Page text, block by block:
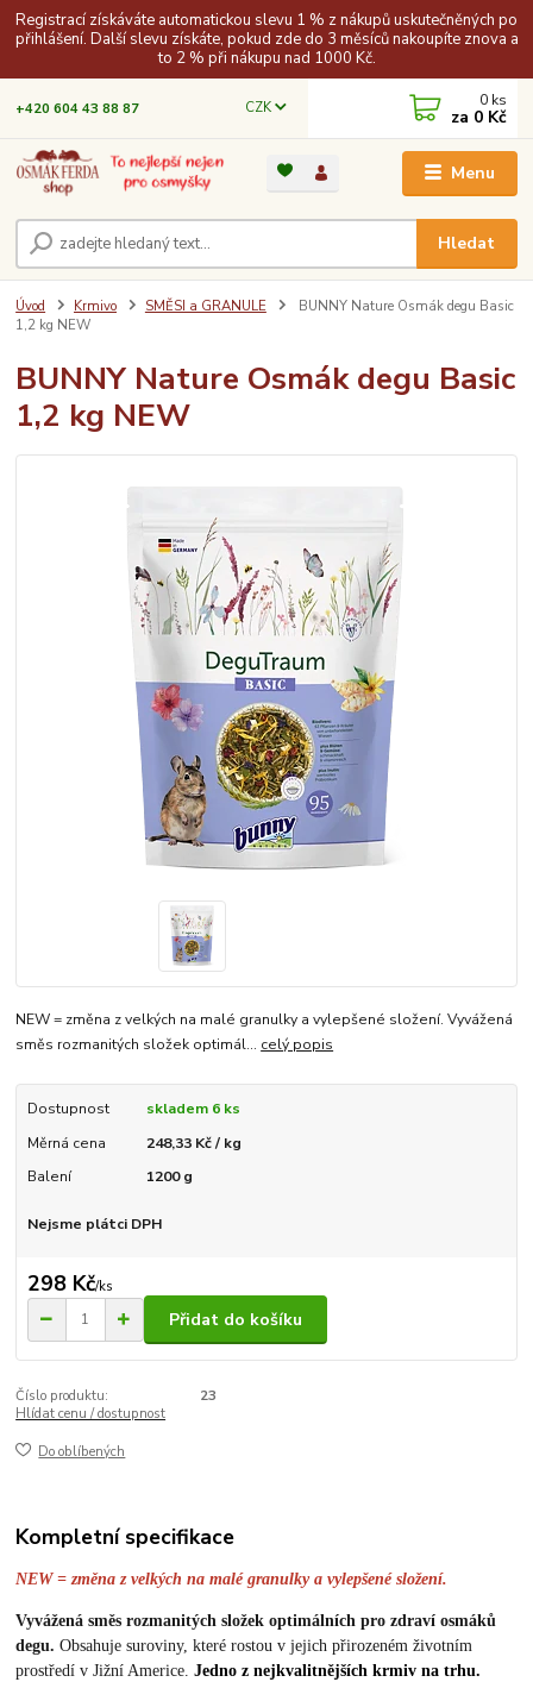
Registrací získáváte automatickou slevu 1 % z nákupů uskutečněných po
přihlášení. Další slevu získáte, pokud zde do 3 měsíců nakoupíte znova a
to 2 % při nákupu nad 1000 Kč.
Menu
CZK
Hledat
+420 604 43 88 87 0 ks
za 0 Kč
Úvod Krmivo SMĚSI a GRANULE
BUNNY Nature Osmák degu Basic
1,2 kg NEW
BUNNY Nature Osmák degu Basic
1,2 kg NEW
NEW = změna z velkých na malé granulky a vylepšené složení. Vyvážená
směs rozmanitých složek optimál... celý popis
Dostupnost
skladem 6 ks
Měrná cena
248,33 Kč / kg
Balení
1200 g
Nejsme plátci DPH
298 Kč/ks
Přidat do košíku
Číslo produktu:
23
Hlídat cenu / dostupnost
Do oblíbených
Kompletní specifikace
NEW = změna z velkých na malé granulky a vylepšené složení.
Vyvážená směs rozmanitých složek optimálních pro zdraví osmáků
degu. Obsahuje suroviny, které rostou v jejich přirozeném životním
prostředí v Jižní Americe.Jedno z nejkvalitnějších krmiv na trhu.